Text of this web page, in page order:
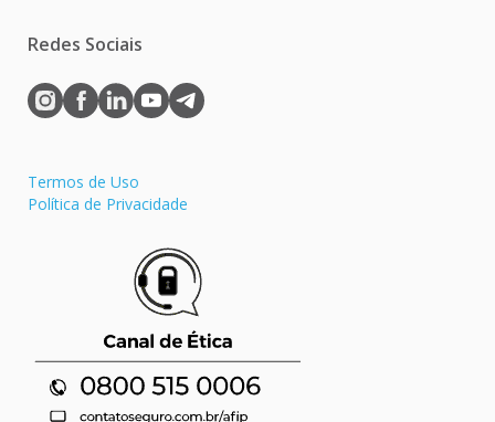
Redes Sociais
Termos de Uso
Política de Privacidade